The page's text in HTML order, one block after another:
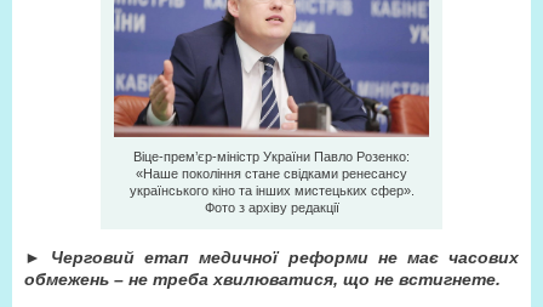
Віце-прем’єр-міністр України Павло Розенко:
«Наше покоління стане свідками ренесансу
українського кіно та інших мистецьких сфер».
Фото з архiву редакцiї
► Черговий етап медичної реформи не має часових
обмежень – не треба хвилюватися, що не встигнете.